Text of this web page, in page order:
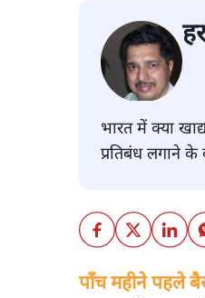
भारत में क्या
प्रतिबंध लगाने के
पाँच महीने पहले